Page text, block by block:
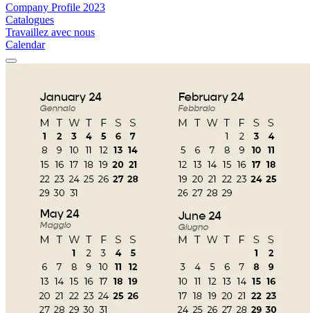
Company Profile 2023
Catalogues
Travaillez avec nous
Calendar